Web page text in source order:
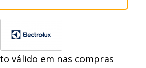
válido em nas compras